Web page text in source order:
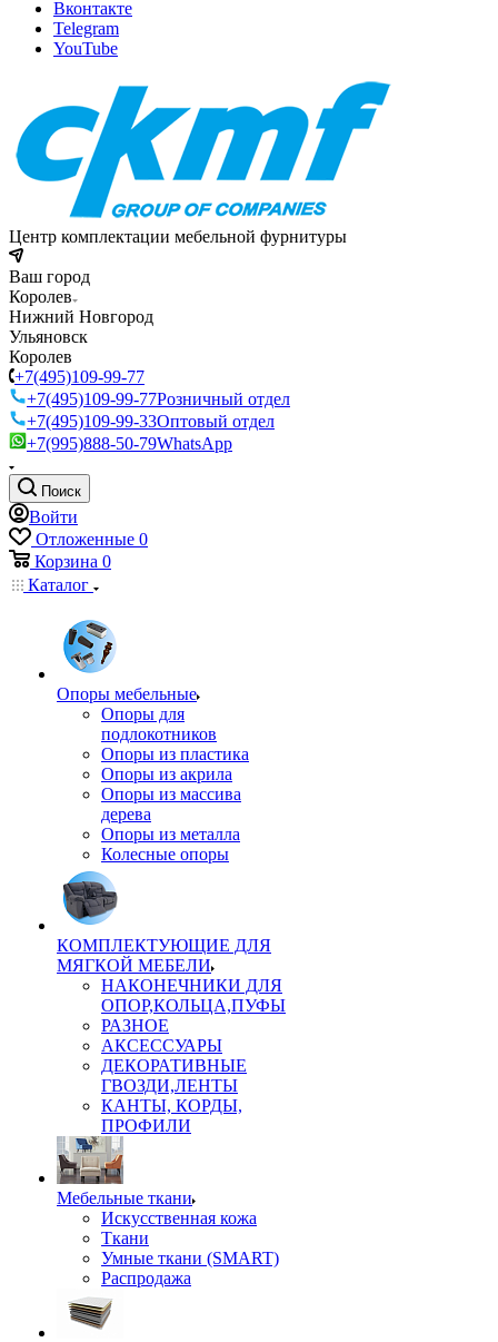
Вконтакте
Telegram
YouTube
Центр комплектации мебельной фурнитуры
Ваш город
Королев
Нижний Новгород
Ульяновск
Королев
+7(495)109-99-77
+7(495)109-99-77Розничный отдел
+7(495)109-99-33Оптовый отдел
+7(995)888-50-79WhatsApp
Поиск
Войти
Отложенные 0
Корзина 0
Каталог
Опоры мебельные
Опоры для
подлокотников
Опоры из пластика
Опоры из акрила
Опоры из массива
дерева
Опоры из металла
Колесные опоры
КОМПЛЕКТУЮЩИЕ ДЛЯ
МЯГКОЙ МЕБЕЛИ
НАКОНЕЧНИКИ ДЛЯ
ОПОР,КОЛЬЦА,ПУФЫ
РАЗНОЕ
АКСЕССУАРЫ
ДЕКОРАТИВНЫЕ
ГВОЗДИ,ЛЕНТЫ
КАНТЫ, КОРДЫ,
ПРОФИЛИ
Мебельные ткани
Искусственная кожа
Ткани
Умные ткани (SMART)
Распродажа